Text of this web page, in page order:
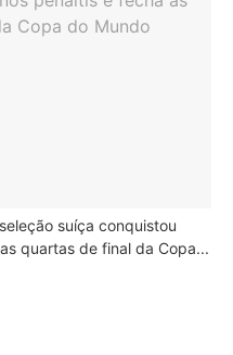
suíça conquistou
quartas de final da Copa...